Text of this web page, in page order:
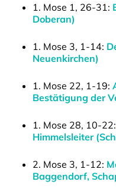
1. Mose 1, 26-31:
Doberan)
1. Mose 3, 1-14:
Neuenkirchen)
1. Mose 22, 1-19:
Bestätigung der
1. Mose 28, 10-22:
Himmelsleiter
2. Mose 3, 1-12:
Baggendorf,